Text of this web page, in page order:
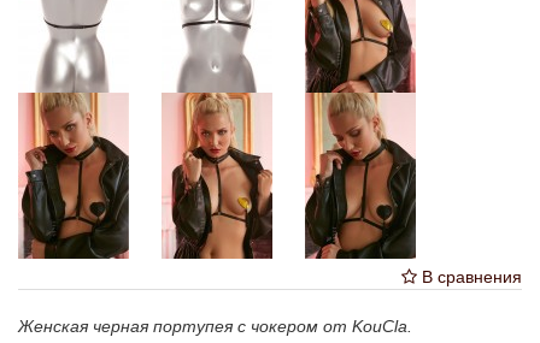
В сравнения
Женская черная портупея с чокером от KouCla.